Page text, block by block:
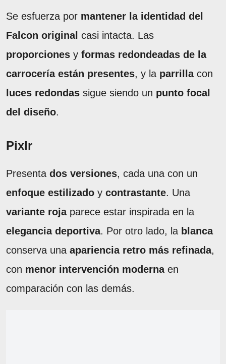
Se esfuerza por mantener la identidad del
Falcon original casi intacta. Las
proporciones y formas redondeadas de la
carrocería están presentes, y la parrillacon
luces redondas sigue siendo un punto focal
del diseño.
Pixlr
Presenta dos versiones, cada una con un
enfoque estilizado y contrastante. Una
variante rojaparece estar inspirada en la
elegancia deportiva. Por otro lado, la blanca
conserva una apariencia retro más refinada,
con menor intervención modernaen
comparación con las demás.